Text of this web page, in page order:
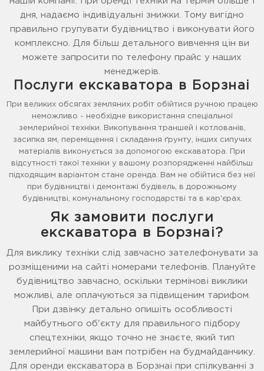
дня, надаємо індивідуальні знижки. Тому вигідно
правильно групувати будівництво і виконувати його
комплексно. Для більш детального вивчення цін ви
можете запросити по телефону прайс у наших
менеджерів.
Послуги екскаватора в Борзнаі
При великих обсягах земляних робіт обійтися ручною працею
неможливо - необхідне використання спеціальної
землерийної техніки. Викопування траншей і котлованів,
засипка ям, переміщення і складання ґрунту, інших сипучих
матеріалів виконується за допомогою екскаватора. При
відсутності такої техніки у вашому розпорядженні найбільш
підходящим варіантом стане оренда. Вам не обійтися без неї
при будівництві і демонтажі будівель, в дорожньому
будівництві, комунальному господарстві та в кар'єрах.
Як замовити послуги
екскаватора в Борзнаі?
Для виклику техніки слід завчасно зателефонувати за
розміщеними на сайті номерами телефонів. Плануйте
будівництво завчасно, оскільки термінові виклики
можливі, але оплачуються за підвищеним тарифом.
При дзвінку детально опишіть особливості
майбутнього об'єкту для правильного підбору
спецтехніки, якщо точно не знаєте, який тип
землерийної машини вам потрібен на будмайданчику.
Для оренди екскаватора в Борзнаі при спілкуванні з